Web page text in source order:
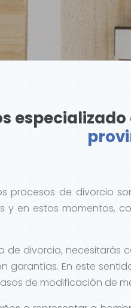
procesos de divorcio
y en estos momentos,
de divorcio,
garantías. En este
de modificación de